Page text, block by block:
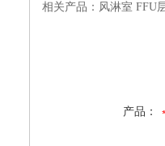
相关产品：风淋室 FFU
产品：